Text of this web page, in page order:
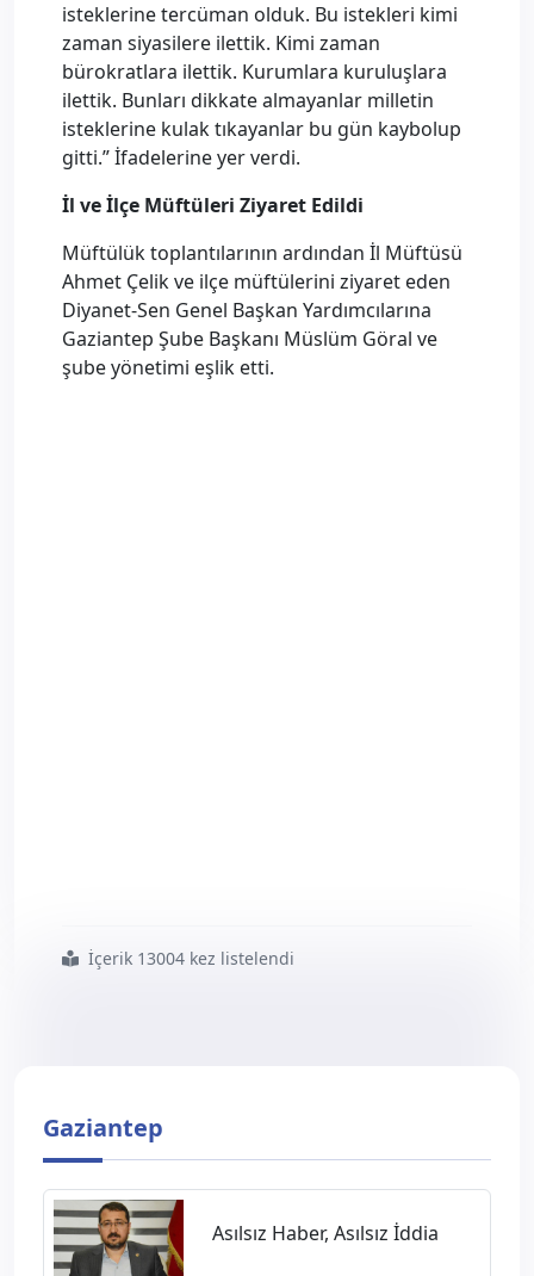
isteklerine tercüman olduk. Bu istekleri kimi
zaman siyasilere ilettik. Kimi zaman
bürokratlara ilettik. Kurumlara kuruluşlara
ilettik. Bunları dikkate almayanlar milletin
isteklerine kulak tıkayanlar bu gün kaybolup
gitti.” İfadelerine yer verdi.
İl ve İlçe Müftüleri Ziyaret Edildi
Müftülük toplantılarının ardından İl Müftüsü
Ahmet Çelik ve ilçe müftülerini ziyaret eden
Diyanet-Sen Genel Başkan Yardımcılarına
Gaziantep Şube Başkanı Müslüm Göral ve
şube yönetimi eşlik etti.
#gaziantep
#teşkilat
#çalışması
#verimli
#geçtiİçerik 13004 kez listelendi
Gaziantep
Asılsız Haber, Asılsız İddia